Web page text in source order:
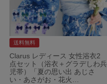
送料無料
Clarus レディース 女性浴衣2
点セット（浴衣＋グラデしわ兵
児帯）「夏の思い出 あじさ
い・あさがお・花火…